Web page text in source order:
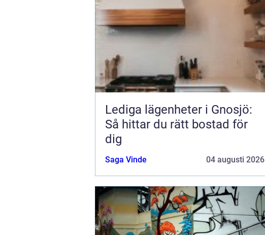
Lediga lägenheter i Gnosjö:
Så hittar du rätt bostad för
dig
Saga Vinde 04 augusti 2026